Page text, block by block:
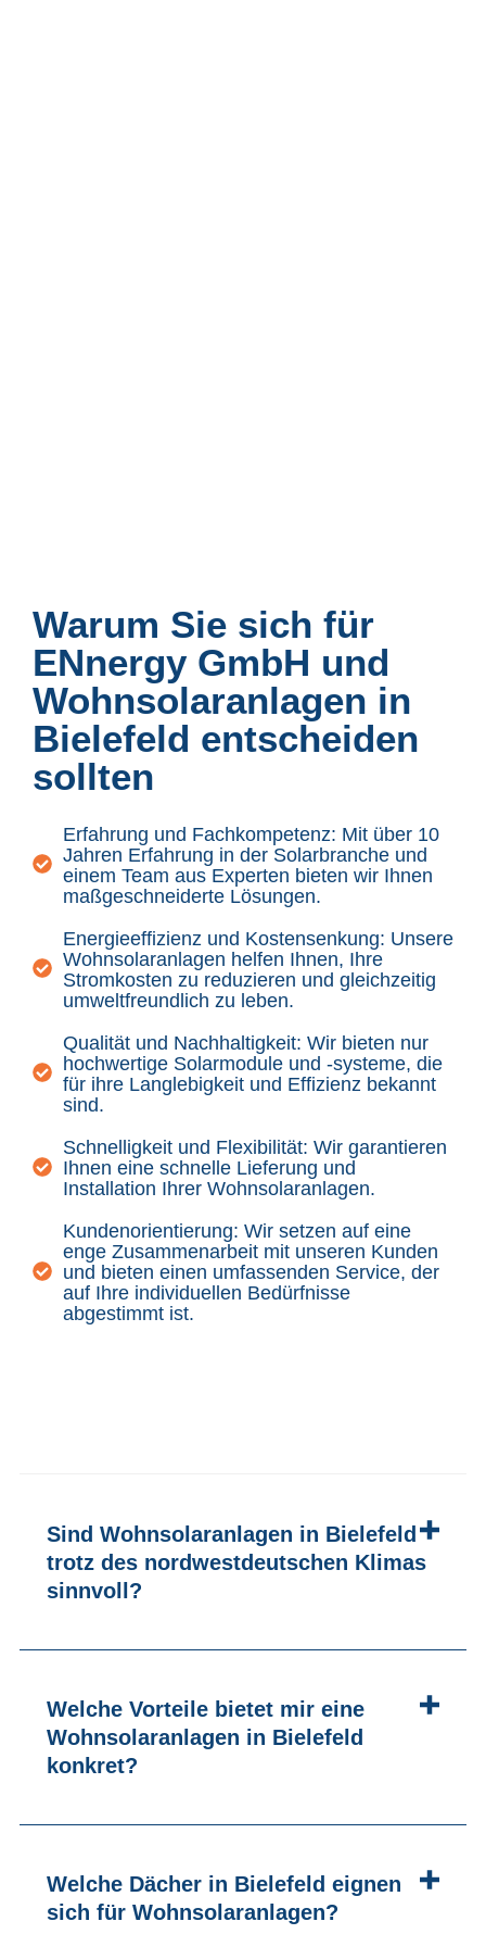
Warum Sie sich für
ENnergy GmbH und
Wohnsolaranlagen in
Bielefeld entscheiden
sollten
Erfahrung und Fachkompetenz: Mit über 10
Jahren Erfahrung in der Solarbranche und
einem Team aus Experten bieten wir Ihnen
maßgeschneiderte Lösungen.
Energieeffizienz und Kostensenkung: Unsere
Wohnsolaranlagen helfen Ihnen, Ihre
Stromkosten zu reduzieren und gleichzeitig
umweltfreundlich zu leben.
Qualität und Nachhaltigkeit: Wir bieten nur
hochwertige Solarmodule und -systeme, die
für ihre Langlebigkeit und Effizienz bekannt
sind.
Schnelligkeit und Flexibilität: Wir garantieren
Ihnen eine schnelle Lieferung und
Installation Ihrer Wohnsolaranlagen.
Kundenorientierung: Wir setzen auf eine
enge Zusammenarbeit mit unseren Kunden
und bieten einen umfassenden Service, der
auf Ihre individuellen Bedürfnisse
abgestimmt ist.
Sind Wohnsolaranlagen in Bielefeld
trotz des nordwestdeutschen Klimas
sinnvoll?
Welche Vorteile bietet mir eine
Wohnsolaranlagen in Bielefeld
konkret?
Welche Dächer in Bielefeld eignen
sich für Wohnsolaranlagen?